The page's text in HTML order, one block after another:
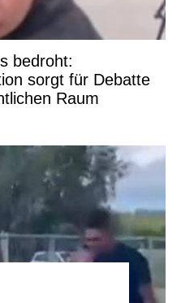
bedroht:
sorgt für Debatte
Raum